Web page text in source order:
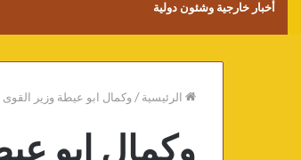
أخبار خارجية وشئون دولية
الرئيسية/وكمال ابو عيطة وزير القوى
وكمال ابو